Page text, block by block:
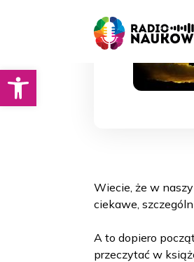
Otwórz pasek narzędzi
Wiecie, że w
ciekawe,
A to dopiero
przeczytać w